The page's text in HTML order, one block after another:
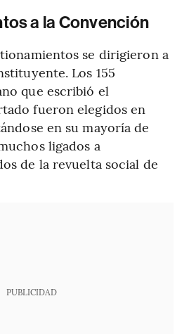
a la Convención
se dirigieron a
Los 155
que escribió el
fueron elegidos en
en su mayoría de
ligados a
de la revuelta social de
PUBLICIDAD